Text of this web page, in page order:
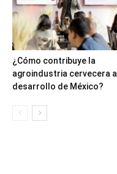
¿Cómo contribuye la
agroindustria cervecera al
desarrollo de México?